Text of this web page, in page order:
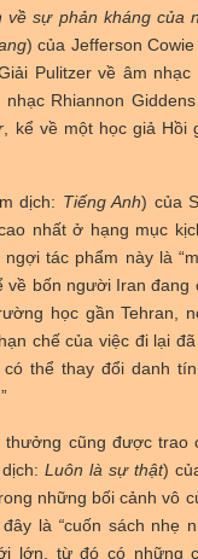
về sự phản kháng của
) của Jefferson
Pulitzer về âm
Rhiannon
, kể về một học giả Hồi
dịch: Tiếng Anh) của
nhất ở hạng mục
tác phẩm này là
về bốn người Iran đang
học gần Tehran,
chế của việc đi lại
thể thay đổi danh
cũng được trao
Luôn là sự thật)
những bối cảnh vô
là “cuốn sách nhẹ
lớn, từ đó có những